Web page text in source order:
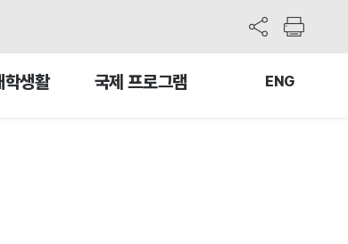
재학생로그인
학생활 국제 프로그램 ENG